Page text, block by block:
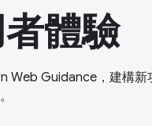
體驗
Web Guidance，建構新